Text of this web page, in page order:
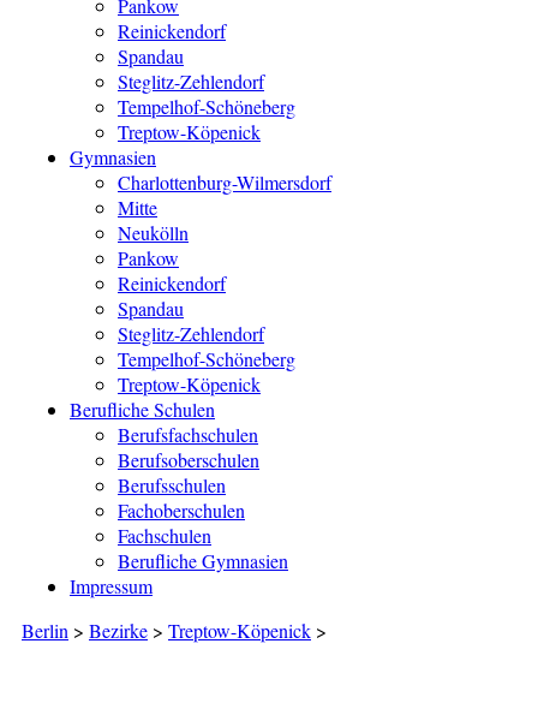
Pankow
Reinickendorf
Spandau
Steglitz-Zehlendorf
Tempelhof-Schöneberg
Treptow-Köpenick
Gymnasien
Charlottenburg-Wilmersdorf
Mitte
Neukölln
Pankow
Reinickendorf
Spandau
Steglitz-Zehlendorf
Tempelhof-Schöneberg
Treptow-Köpenick
Berufliche Schulen
Berufsfachschulen
Berufsoberschulen
Berufsschulen
Fachoberschulen
Fachschulen
Berufliche Gymnasien
Impressum
Berlin > Bezirke > Treptow-Köpenick >